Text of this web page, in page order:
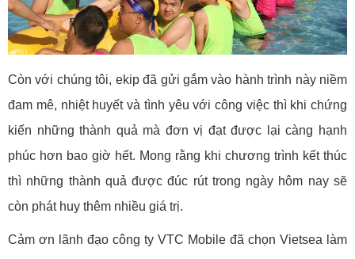
Còn với chúng tôi, ekip đã gửi gắm vào hành trình này niềm
đam mê, nhiệt huyết và tình yêu với công việc thì khi chứng
kiến những thành quả mà đơn vị đạt được lại càng hạnh
phúc hơn bao giờ hết. Mong rằng khi chương trình kết thúc
thì những thành quả được đúc rút trong ngày hôm nay sẽ
còn phát huy thêm nhiều giá trị.
Cảm ơn lãnh đạo công ty VTC Mobile đã chọn Vietsea làm